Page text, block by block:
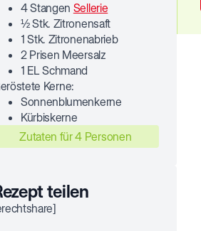
4 Stangen Sellerie
½ Stk. Zitronensaft
1 Stk. Zitronenabrieb
2 Prisen Meersalz
1 EL Schmand
Kerne:
Sonnenblumenkerne
Kürbiskerne
Zutaten für 4 Personen
teilen